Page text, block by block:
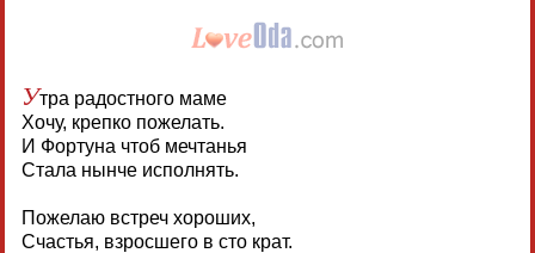
Утра радостного маме
Хочу, крепко пожелать.
И Фортуна чтоб мечтанья
Стала нынче исполнять.
Пожелаю встреч хороших,
Счастья, взросшего в сто крат.